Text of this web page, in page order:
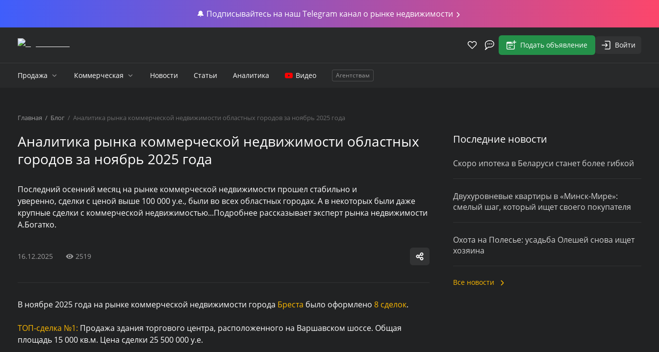
🔔 Подписывайтесь на наш Telegram канал о рынке недвижимости
Подать объявление Войти
Продажа Коммерческая Новости Статьи Аналитика Видео Агентствам
Главная / Блог / Аналитика рынка коммерческой недвижимости областных городов за ноябрь 2025 года
Аналитика рынка коммерческой недвижимости областных
городов за ноябрь 2025 года
Последний осенний месяц на рынке коммерческой недвижимости прошел стабильно и
уверенно, сделки с ценой выше 100 000 у.е., были во всех областных городах. А в некоторых были даже
крупные сделки с коммерческой недвижимостью...Подробнее рассказывает эксперт рынка недвижимости
А.Богатко.
16.12.2025 2519
В ноябре 2025 года на рынке коммерческой недвижимости города Бреста было оформлено 8 сделок.
ТОП-сделка №1: Продажа здания торгового центра, расположенного на Варшавском шоссе. Общая
площадь 15 000 кв.м. Цена сделки 25 500 000 у.е.
Последние новости
Скоро ипотека в Беларуси станет более гибкой
Двухуровневые квартиры в «Минск-Мире»:
смелый шаг, который ищет своего покупателя
Охота на Полесье: усадьба Олешей снова ищет
хозяина
Все новости